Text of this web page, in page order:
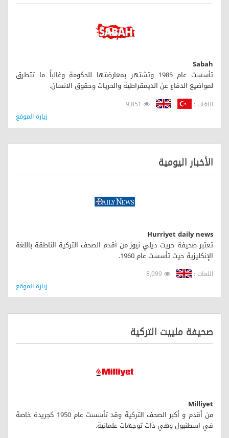
Sabah
تأسست عام 1985 وتشتهر بمعارضتها للحكومة وغالباً ما تتطرق
لمواضيع الدفاع عن الديمقراطية والحريات وحقوق الانسان.
اللغات :
زيارة الموقع
الأخبار اليومية
Hurriyet daily news
تعتبر صحيفة حريت ديلي نيوز من أقدم الصحف التركية الناطقة باللغة
الإنكليزية حيث تأسست عام 1960.
اللغات :
زيارة الموقع
صحيفة ملييت التركية
Milliyet
من أقدم و أكبر الصحف التركية وقد تأسست عام 1950 كجريدة خاصة
في اسطنبول وهي ذات توجهات علمانية.